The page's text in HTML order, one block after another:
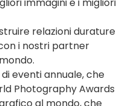
relazioni durature
i nostri partner
eventi annuale, che
Photography Awards